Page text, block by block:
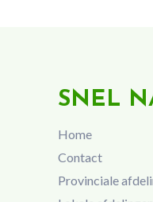
SNEL
Home
Contact
Provinciale